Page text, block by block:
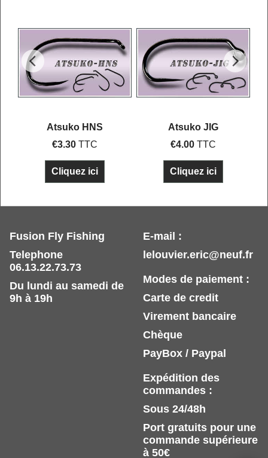
Atsuko HNS
€3.30 TTC
Cliquez ici
Atsuko JIG
€4.00 TTC
Cliquez ici
Fusion Fly Fishing
Telephone
06.13.22.73.73
Du lundi au samedi de
9h à 19h
E-mail :
lelouvier.eric@neuf.fr
Modes de paiement :
Carte de credit
Virement bancaire
Chèque
PayBox / Paypal
Expédition des
commandes :
Sous 24/48h
Port gratuits pour une
commande supérieure
à 50€